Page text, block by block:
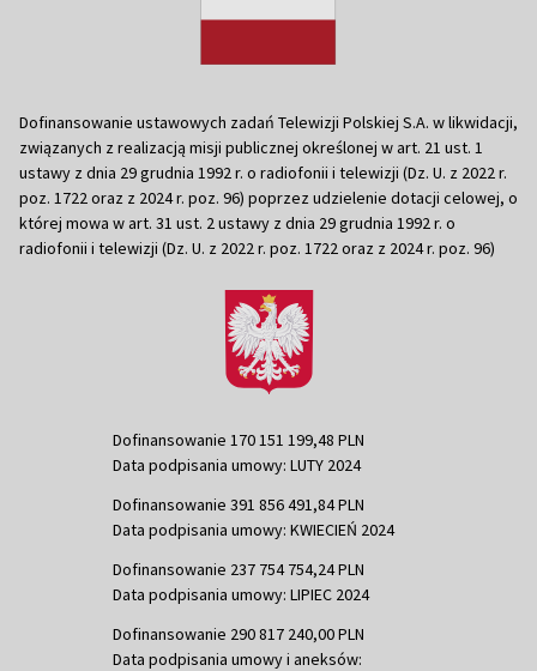
Dofinansowanie ustawowych zadań Telewizji Polskiej S.A. w likwidacji,
związanych z realizacją misji publicznej określonej w art. 21 ust. 1
ustawy z dnia 29 grudnia 1992 r. o radiofonii i telewizji (Dz. U. z 2022 r.
poz. 1722 oraz z 2024 r. poz. 96) poprzez udzielenie dotacji celowej, o
której mowa w art. 31 ust. 2 ustawy z dnia 29 grudnia 1992 r. o
radiofonii i telewizji (Dz. U. z 2022 r. poz. 1722 oraz z 2024 r. poz. 96)
Dofinansowanie 170 151 199,48 PLN
Data podpisania umowy: LUTY 2024
Dofinansowanie 391 856 491,84 PLN
Data podpisania umowy: KWIECIEŃ 2024
Dofinansowanie 237 754 754,24 PLN
Data podpisania umowy: LIPIEC 2024
Dofinansowanie 290 817 240,00 PLN
Data podpisania umowy i aneksów: